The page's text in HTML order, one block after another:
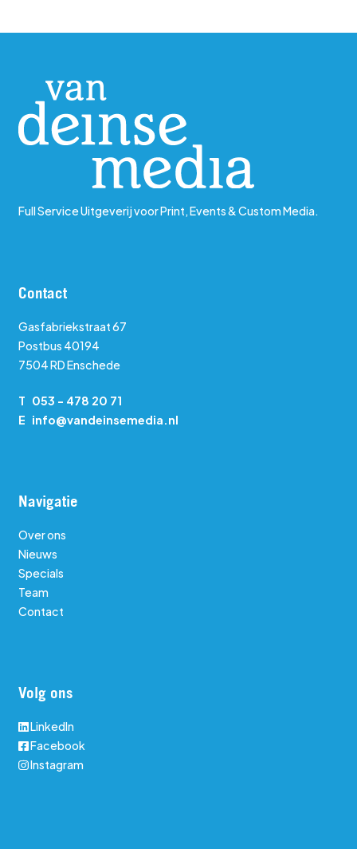
Full Service Uitgeverij voor Print, Events & Custom Media.
Contact
Gasfabriekstraat 67
Postbus 40194
7504 RD Enschede
T 053 - 478 20 71
E info@vandeinsemedia.nl
Navigatie
Over ons
Nieuws
Specials
Team
Contact
Volg ons
LinkedIn
Facebook
Instagram